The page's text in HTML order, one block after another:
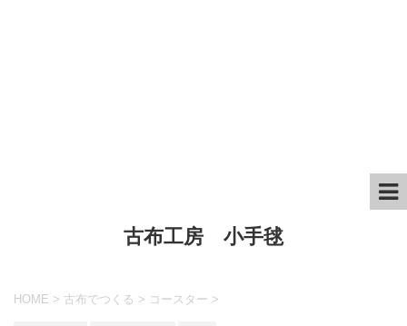
古布工房 小手毬
HOME > 古布でつくる > コースター >